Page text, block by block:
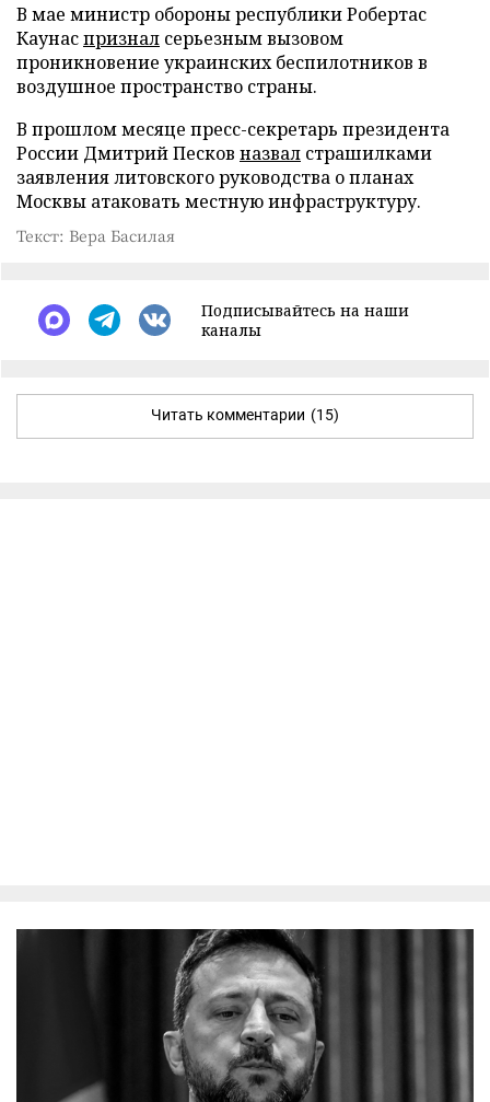
В мае министр обороны республики Робертас
Каунаспризнал серьезным вызовом
проникновение украинских беспилотников в
воздушное пространство страны.
В прошлом месяце пресс-секретарь президента
России Дмитрий Песков назвал страшилками
заявления литовского руководства о планах
Москвы атаковать местную инфраструктуру.
Текст: Вера Басилая
Подписывайтесь на наши
каналы
Читать комментарии (15)